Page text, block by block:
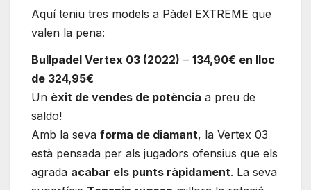
Aquí teniu tres models a Pàdel EXTREME que
valen la pena:
Bullpadel Vertex 03 (2022) – 134,90€ en lloc
de 324,95€
Un èxit de vendes de potència a preu de
saldo!
Amb la seva forma de diamant, la Vertex 03
està pensada per als jugadors ofensius que els
agrada acabar els punts ràpidament. La seva